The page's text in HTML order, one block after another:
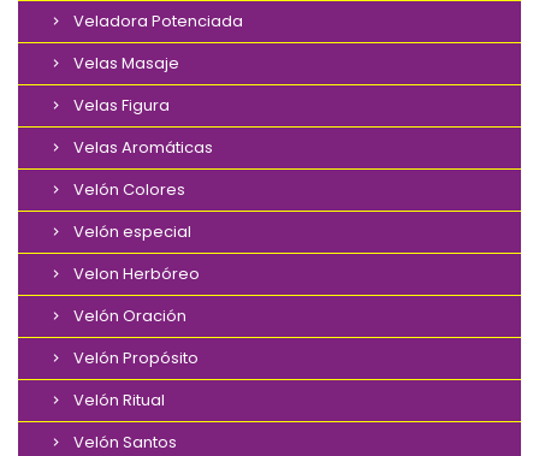
Veladora Potenciada
Velas Masaje
Velas Figura
Velas Aromáticas
Velón Colores
Velón especial
Velon Herbóreo
Velón Oración
Velón Propósito
Velón Ritual
Velón Santos